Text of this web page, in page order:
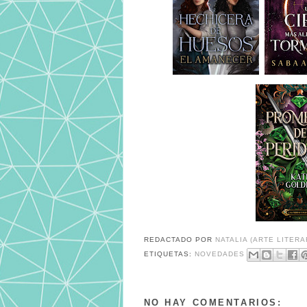
REDACTADO POR NATALIA (ARTE
ETIQUETAS:
NOVEDADES
NO HAY COMENTARIOS: